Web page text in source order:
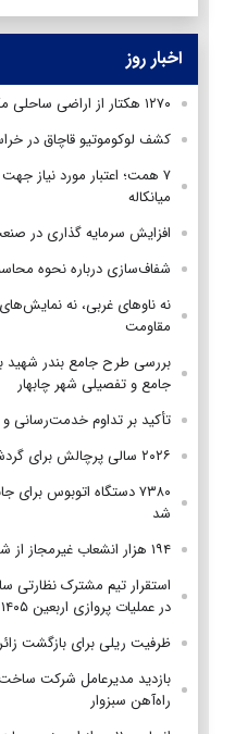
اخبار روز
۱۲۷۰ هکتار از اراضی ساحلی مکران زیر کشت میگو رفت
کشف لوکوموتیو قاچاق در
۷ همت؛ اعتبار مورد نیاز
میانکاله
افزایش سرمایه گذاری در
شفاف‌سازی درباره نحوه
نه ناوهای غربی، نه
مقاومت
بررسی طرح جامع بندر شهید
جامع و تفصیلی شهر چابهار
تأکید بر تداوم
۲۰۲۶ سالی پرچالش برای گردشگری آسیا
۷۳۸۰ دستگاه اتوبوس برای
شد
۱۹۴ هزار انشعاب غیرمجاز از شبکه برق جمع‌آوری شد
استقرار تیم مشترک نظارتی
در عملیات پروازی اربعین ۱۴۰۵
ظرفیت ریلی برای بازگشت
بازدید مدیرعامل شرکت
راه‌آهن سبزوار